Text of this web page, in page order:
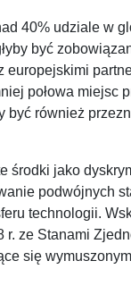
40% udziale w
być
europejskimi
połowa miejsc
być również
środki jako
podwójnych
technologii.
r. ze Stanami
się